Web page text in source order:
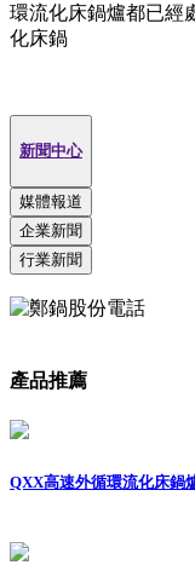
環流化床鍋爐都已經
化床鍋
新聞中心
媒體報道
企業新聞
行業新聞
產品推薦
QXX高速外循環流化床鍋